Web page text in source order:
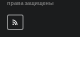
права защищены